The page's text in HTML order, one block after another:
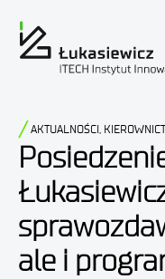
AKTUALNOŚCI,
ale i